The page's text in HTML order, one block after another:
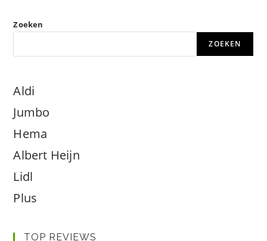
Zoeken
ZOEKEN
Aldi
Jumbo
Hema
Albert Heijn
Lidl
Plus
TOP REVIEWS